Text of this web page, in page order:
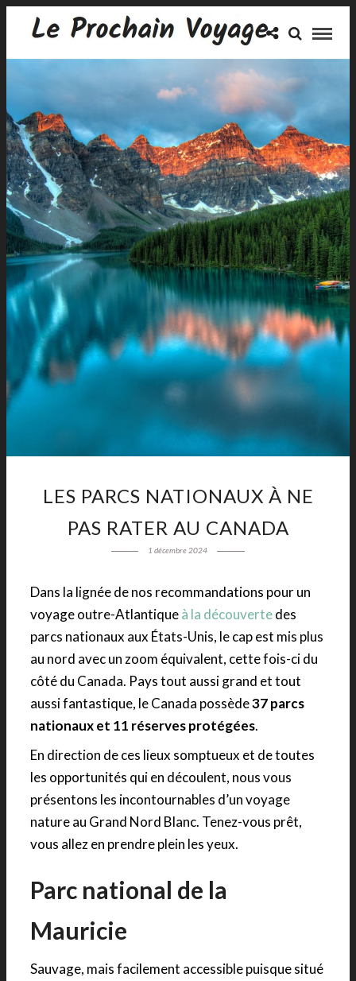
LES PARCS NATIONAUX À NE
PAS RATER AU CANADA
1 décembre 2024
Dans la lignée de nos recommandations pour un
voyage outre-Atlantiqueà la découvertedes
parcs nationaux aux États-Unis, le cap est mis plus
au nord avec un zoom équivalent, cette fois-ci du
côté du Canada. Pays tout aussi grand et tout
aussi fantastique, le Canada possède37 parcs
nationaux et 11 réserves protégées.
En direction de ces lieux somptueux et de toutes
les opportunités qui en découlent, nous vous
présentons les incontournables d’un voyage
nature au Grand Nord Blanc. Tenez-vous prêt,
vous allez en prendre plein les yeux.
Parc national de la
Mauricie
Sauvage, mais facilement accessible puisque situé